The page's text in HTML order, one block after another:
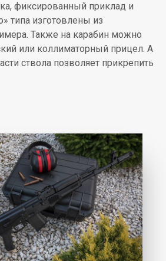
фиксированный приклад и
типа изготовлены из
Также на карабин можно
или коллиматорный прицел. А
ствола позволяет прикрепить